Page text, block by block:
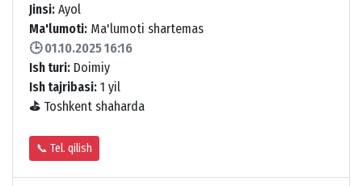
Jinsi: Ayol
Ma'lumoti: Ma'lumoti shartemas
🕒 01.10.2025 16:16
Ish turi: Doimiy
Ish tajribasi: 1 yil
⛳ Toshkent shaharda
📞 Tel. qilish